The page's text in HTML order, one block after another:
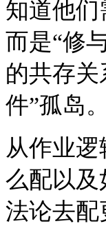
知道他们
而是“修
的共存关
件”孤岛。
从作业
么配以及
法论去配